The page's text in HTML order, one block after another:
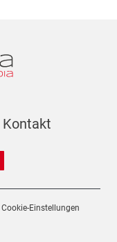
Kontakt
Cookie-Einstellungen